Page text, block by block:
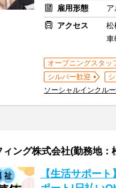
雇用形態
ア
アクセス
松
車
オープニングスタッ
シルバー歓迎
ソーシャルインクル
ング株式会社(勤務地：
【生活サポー